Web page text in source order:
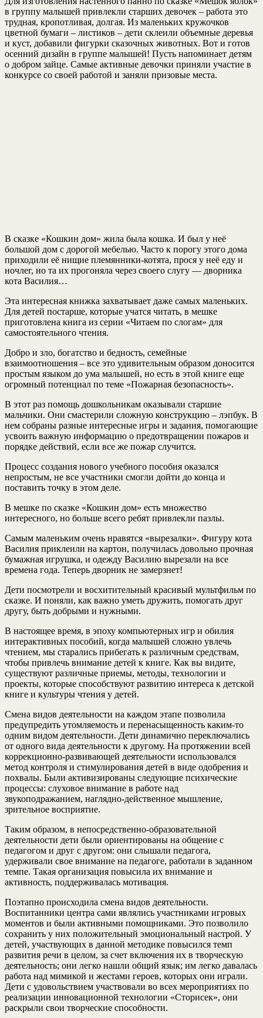
в группу малышей привлекли старших девочек – работа это
трудная, кропотливая, долгая. Из маленьких кружочков
цветной бумаги – листиков – дети склеили объемные деревья
и куст, добавили фигурки сказочных животных. Вот и готов
осенний дизайн в группе малышей! Пусть напоминает детям
о добром зайце. Самые активные девочки приняли участие в
конкурсе со своей работой и заняли призовые места.
В сказке «Кошкин дом» жила была кошка. И был у неё
большой дом с дорогой мебелью. Часто к порогу этого дома
приходили её нищие племянники-котята, прося у неё еду и
ночлег, но та их прогоняла через своего слугу — дворника
кота Василия…
Эта интересная книжка захватывает даже самых маленьких.
Для детей постарше, которые учатся читать, в мешке
приготовлена книга из серии «Читаем по слогам» для
самостоятельного чтения.
Добро и зло, богатство и бедность, семейные
взаимоотношения – все это удивительным образом доносится
простым языком до ума малышей, но есть в этой книге еще
огромный потенциал по теме «Пожарная безопасность».
В этот раз помощь дошкольникам оказывали старшие
мальчики. Они смастерили сложную конструкцию – лэпбук. В
нем собраны разные интересные игры и задания, помогающие
усвоить важную информацию о предотвращении пожаров и
порядке действий, если все же пожар случится.
Процесс создания нового учебного пособия оказался
непростым, не все участники смогли дойти до конца и
поставить точку в этом деле.
В мешке по сказке «Кошкин дом» есть множество
интересного, но больше всего ребят привлекли пазлы.
Самым маленьким очень нравятся «вырезалки». Фигуру кота
Василия приклеили на картон, получилась довольно прочная
бумажная игрушка, и одежду Василию вырезали на все
времена года. Теперь дворник не замерзнет!
Дети посмотрели и восхитительный красивый мультфильм по
сказке. И поняли, как важно уметь дружить, помогать друг
другу, быть добрыми и нужными.
В настоящее время, в эпоху компьютерных игр и обилия
интерактивных пособий, когда малышей сложно увлечь
чтением, мы старались прибегать к различным средствам,
чтобы привлечь внимание детей к книге. Как вы видите,
существуют различные приемы, методы, технологии и
проекты, которые способствуют развитию интереса к детской
книге и культуры чтения у детей.
Смена видов деятельности на каждом этапе позволила
предупредить утомляемость и перенасыщенность каким-то
одним видом деятельности. Дети динамично переключались
от одного вида деятельности к другому. На протяжении всей
коррекционно-развивающей деятельности использовался
метод контроля и стимулирования детей в виде одобрения и
похвалы. Были активизированы следующие психические
процессы: слуховое внимание в работе над
звукоподражанием, наглядно-действенное мышление,
зрительное восприятие.
Таким образом, в непосредственно-образовательной
деятельности дети были ориентированы на общение с
педагогом и друг с другом: они слышали педагога,
удерживали свое внимание на педагоге, работали в заданном
темпе. Такая организация повысила их внимание и
активность, поддерживалась мотивация.
Поэтапно происходила смена видов деятельности.
Воспитанники центра сами являлись участниками игровых
моментов и были активными помощниками. Это позволило
сохранить у них положительный эмоциональный настрой. У
детей, участвующих в данной методике повысился темп
развития речи в целом, за счет включения их в творческую
деятельность; они легко нашли общий язык; им легко давалась
работа над мимикой и жестами героев, которых они играли.
Дети с удовольствием участвовали во всех мероприятиях по
реализации инновационной технологии «Сторисек», они
раскрыли свои творческие способности.